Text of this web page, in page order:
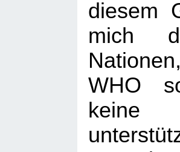
diesem
mich
WHO
keine